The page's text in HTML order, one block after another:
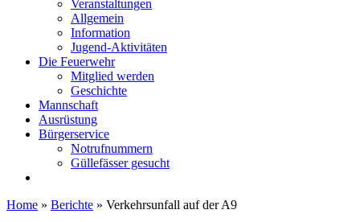
Veranstaltungen
Allgemein
Information
Jugend-Aktivitäten
Die Feuerwehr
Mitglied werden
Geschichte
Mannschaft
Ausrüstung
Bürgerservice
Notrufnummern
Güllefässer gesucht
Home » Berichte » Verkehrsunfall auf der A9